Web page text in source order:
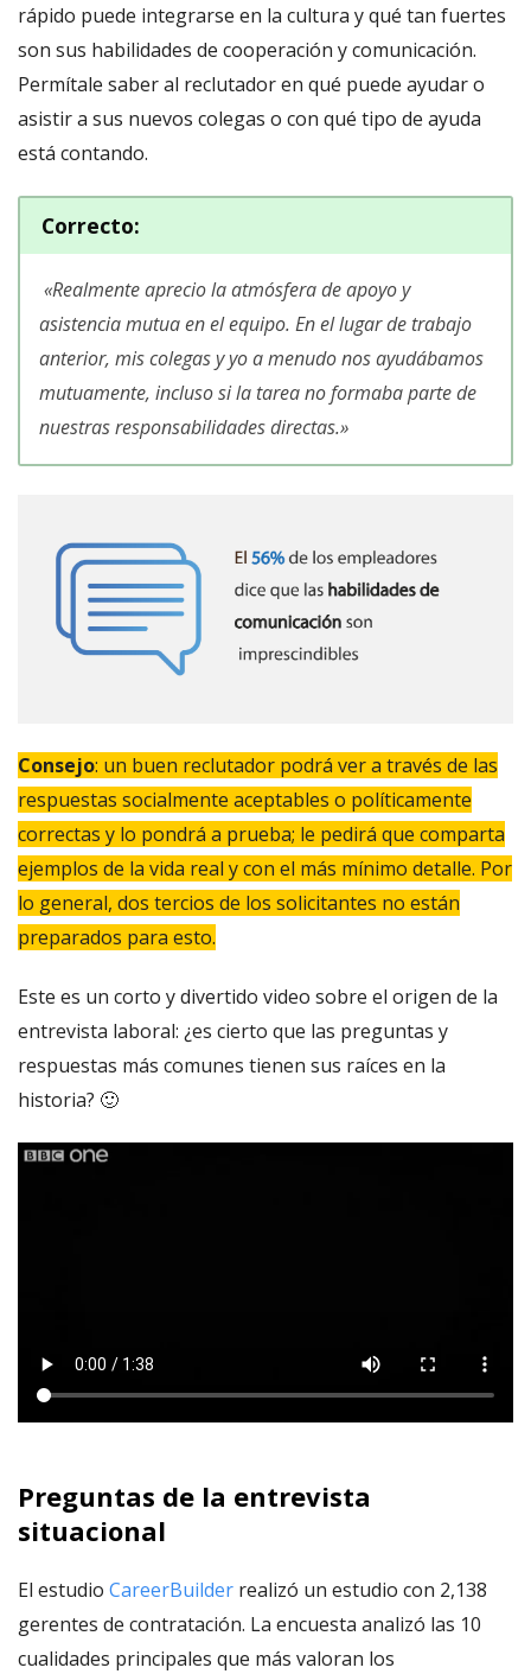
rápido puede integrarse en la cultura y qué tan fuertes
son sus habilidades de cooperación y comunicación.
Permítale saber al reclutador en qué puede ayudar o
asistir a sus nuevos colegas o con qué tipo de ayuda
está contando.
Correcto:
«Realmente aprecio la atmósfera de apoyo y
asistencia mutua en el equipo. En el lugar de trabajo
anterior, mis colegas y yo a menudo nos ayudábamos
mutuamente, incluso si la tarea no formaba parte de
nuestras responsabilidades directas.»
Consejo: un buen reclutador podrá ver a través de las
respuestas socialmente aceptables o políticamente
correctas y lo pondrá a prueba; le pedirá que comparta
ejemplos de la vida real y con el más mínimo detalle. Por
lo general, dos tercios de los solicitantes no están
preparados para esto.
Este es un corto y divertido video sobre el origen de la
entrevista laboral: ¿es cierto que las preguntas y
respuestas más comunes tienen sus raíces en la
historia? 🙂
Preguntas de la entrevista
situacional
El estudio CareerBuilder realizó un estudio con 2,138
gerentes de contratación. La encuesta analizó las 10
cualidades principales que más valoran los